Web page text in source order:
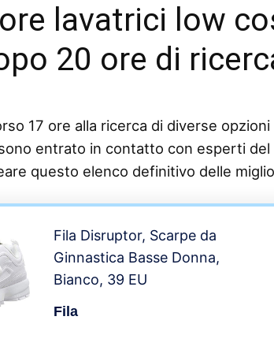
lavatrici low
20 ore di
17 ore alla ricerca di diverse
entrato in contatto con esperti
questo elenco definitivo delle
Fila Disruptor, Scarpe da
Ginnastica Basse Donna,
Bianco, 39 EU
Fila